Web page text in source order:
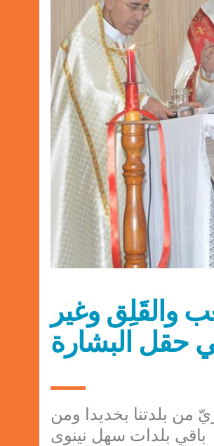
والقَلِق وغير
من بلدتنا بخديدا ومن
باقي بلدات سهل نينوى